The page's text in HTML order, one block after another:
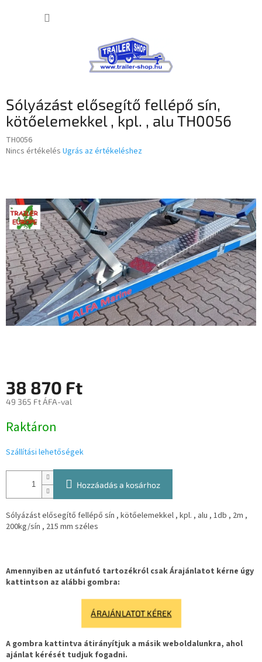
Sólyázást elősegítő fellépő sín,
kötőelemekkel , kpl. , alu TH0056
TH0056
A
ből
0,0
csillag.
Nincs értékelés Ugrás az értékeléshez
38 870 Ft
49 365 Ft ÁFA-val
Raktáron
Szállítási lehetőségek
Hozzáadás a kosárhoz
Sólyázást elősegítő fellépő sín , kötőelemekkel , kpl. , alu , 1db , 2m ,
200kg/sín , 215 mm széles
Amennyiben az utánfutó tartozékról csak Árajánlatot kérne úgy
kattintson az alábbi gombra:
ÁRAJÁNLATOT KÉREK
A gombra kattintva átirányítjuk a másik weboldalunkra, ahol
ajánlat kérését tudjuk fogadni.